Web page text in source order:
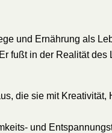
und Ernährung als
fußt in der Realität des
die sie mit Kreativität,
und